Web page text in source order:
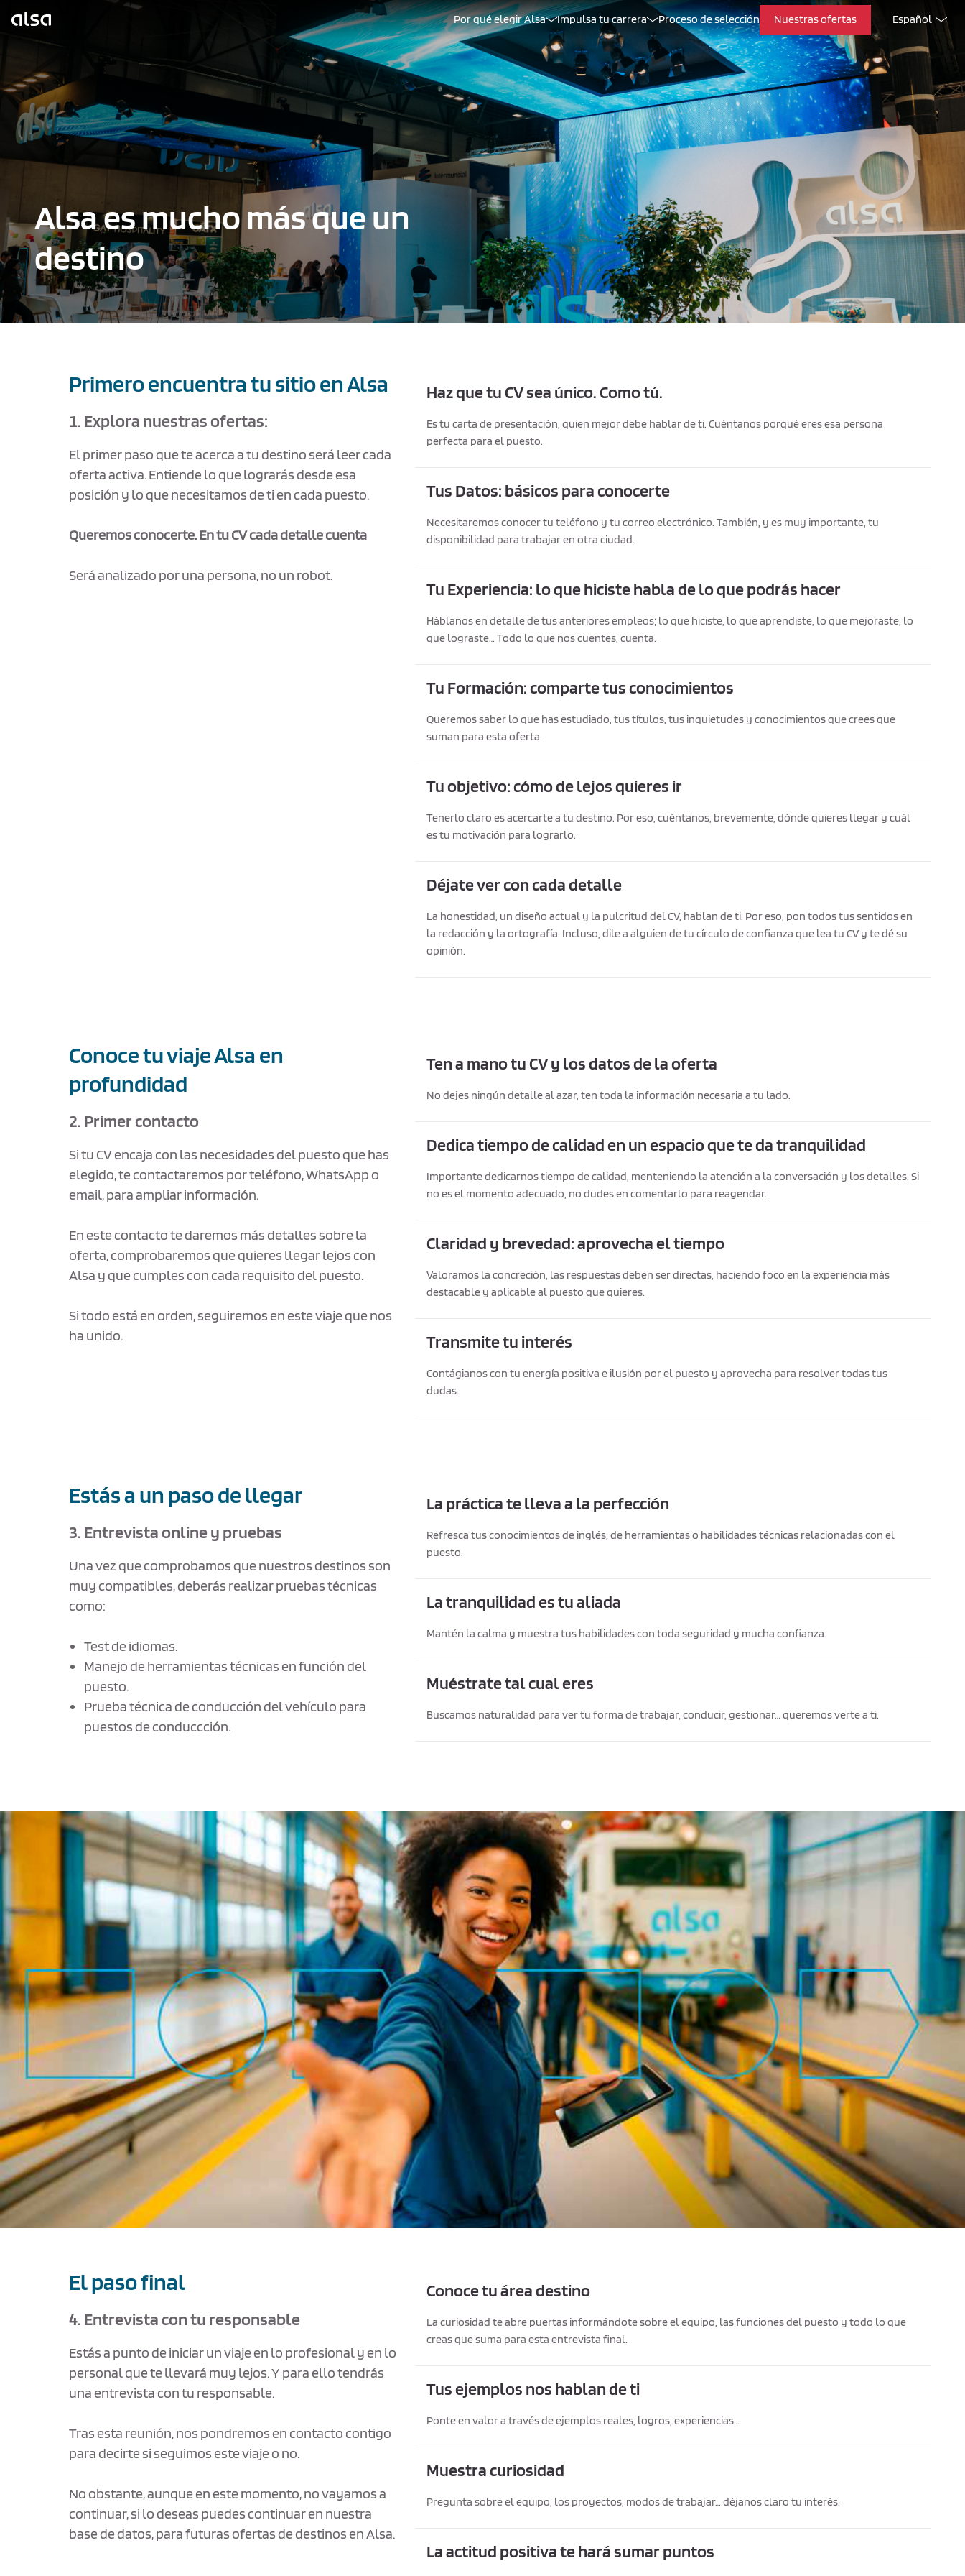
Saltar al contenido principal Por qué elegir Alsa Impulsa tu carrera Proceso de selección Nuestras ofertas Español
Alsa es mucho más que un
destino
Primero encuentra tu sitio en Alsa
1. Explora nuestras ofertas:
El primer paso que te acerca a tu destino será leer cada
oferta activa. Entiende lo que lograrás desde esa
posición y lo que necesitamos de ti en cada puesto.
Queremos conocerte. En tu CV cada detalle cuenta
Será analizado por una persona, no un robot.
Haz que tu CV sea único. Como tú.
Es tu carta de presentación, quien mejor debe hablar de ti. Cuéntanos porqué eres esa persona
perfecta para el puesto.
Tus Datos: básicos para conocerte
Necesitaremos conocer tu teléfono y tu correo electrónico. También, y es muy importante, tu
disponibilidad para trabajar en otra ciudad.
Tu Experiencia: lo que hiciste habla de lo que podrás hacer
Háblanos en detalle de tus anteriores empleos; lo que hiciste, lo que aprendiste, lo que mejoraste, lo
que lograste… Todo lo que nos cuentes, cuenta.
Tu Formación: comparte tus conocimientos
Queremos saber lo que has estudiado, tus títulos, tus inquietudes y conocimientos que crees que
suman para esta oferta.
Tu objetivo: cómo de lejos quieres ir
Tenerlo claro es acercarte a tu destino. Por eso, cuéntanos, brevemente, dónde quieres llegar y cuál
es tu motivación para lograrlo.
Déjate ver con cada detalle
La honestidad, un diseño actual y la pulcritud del CV, hablan de ti. Por eso, pon todos tus sentidos en
la redacción y la ortografía. Incluso, dile a alguien de tu círculo de confianza que lea tu CV y te dé su
opinión.
Conoce tu viaje Alsa en
profundidad
2. Primer contacto
Si tu CV encaja con las necesidades del puesto que has
elegido, te contactaremos por teléfono, WhatsApp o
email, para ampliar información.
En este contacto te daremos más detalles sobre la
oferta, comprobaremos que quieres llegar lejos con
Alsa y que cumples con cada requisito del puesto.
Si todo está en orden, seguiremos en este viaje que nos
ha unido.
Ten a mano tu CV y los datos de la oferta
No dejes ningún detalle al azar, ten toda la información necesaria a tu lado.
Dedica tiempo de calidad en un espacio que te da tranquilidad
Importante dedicarnos tiempo de calidad, menteniendo la atención a la conversación y los detalles. Si
no es el momento adecuado, no dudes en comentarlo para reagendar.
Claridad y brevedad: aprovecha el tiempo
Valoramos la concreción, las respuestas deben ser directas, haciendo foco en la experiencia más
destacable y aplicable al puesto que quieres.
Transmite tu interés
Contágianos con tu energía positiva e ilusión por el puesto y aprovecha para resolver todas tus
dudas.
Estás a un paso de llegar
3. Entrevista online y pruebas
Una vez que comprobamos que nuestros destinos son
muy compatibles, deberás realizar pruebas técnicas
como:
Test de idiomas.
Manejo de herramientas técnicas en función del
puesto.
Prueba técnica de conducción del vehículo para
puestos de conduccción.
La práctica te lleva a la perfección
Refresca tus conocimientos de inglés, de herramientas o habilidades técnicas relacionadas con el
puesto.
La tranquilidad es tu aliada
Mantén la calma y muestra tus habilidades con toda seguridad y mucha confianza.
Muéstrate tal cual eres
Buscamos naturalidad para ver tu forma de trabajar, conducir, gestionar… queremos verte a ti.
El paso final
4. Entrevista con tu responsable
Estás a punto de iniciar un viaje en lo profesional y en lo
personal que te llevará muy lejos. Y para ello tendrás
una entrevista con tu responsable.
Tras esta reunión, nos pondremos en contacto contigo
para decirte si seguimos este viaje o no.
No obstante, aunque en este momento, no vayamos a
continuar, si lo deseas puedes continuar en nuestra
base de datos, para futuras ofertas de destinos en Alsa.
Conoce tu área destino
La curiosidad te abre puertas informándote sobre el equipo, las funciones del puesto y todo lo que
creas que suma para esta entrevista final.
Tus ejemplos nos hablan de ti
Ponte en valor a través de ejemplos reales, logros, experiencias…
Muestra curiosidad
Pregunta sobre el equipo, los proyectos, modos de trabajar… déjanos claro tu interés.
La actitud positiva te hará sumar puntos